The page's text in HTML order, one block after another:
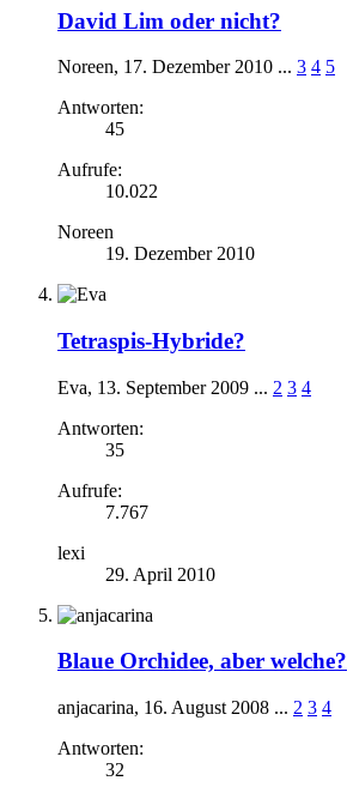
David Lim oder nicht?
Noreen, 17. Dezember 2010 ... 3 4 5
Antworten:
45
Aufrufe:
10.022
Noreen
19. Dezember 2010
Tetraspis-Hybride?
Eva, 13. September 2009 ... 2 3 4
Antworten:
35
Aufrufe:
7.767
lexi
29. April 2010
Blaue Orchidee, aber welche?
anjacarina, 16. August 2008 ... 2 3 4
Antworten:
32